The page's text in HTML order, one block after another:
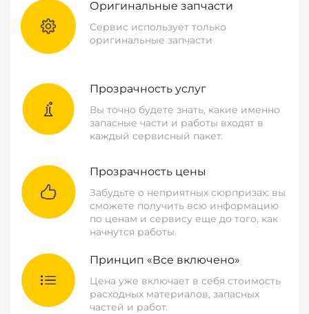
Оригинальные запчасти
Сервис использует только
оригинальные запчасти
Прозрачность услуг
Вы точно будете знать, какие именно
запасные части и работы входят в
каждый сервисный пакет.
Прозрачность цены
Забудьте о неприятных сюрпризах: вы
сможете получить всю информацию
по ценам и сервису еще до того, как
начнутся работы.
Принцип «Все включено»
Цена уже включает в себя стоимость
расходных материалов, запасных
частей и работ.